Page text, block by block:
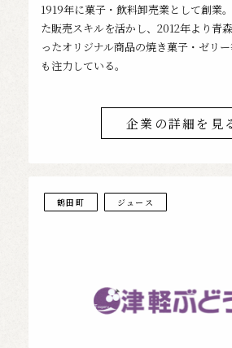
1919年に菓子・飲料卸売業として創業
た販売スキルを活かし、2012年より青
ったオリジナル商品の焼き菓子・ゼリ
も注力している。
企業の詳細を見
鶴田町 ジュース